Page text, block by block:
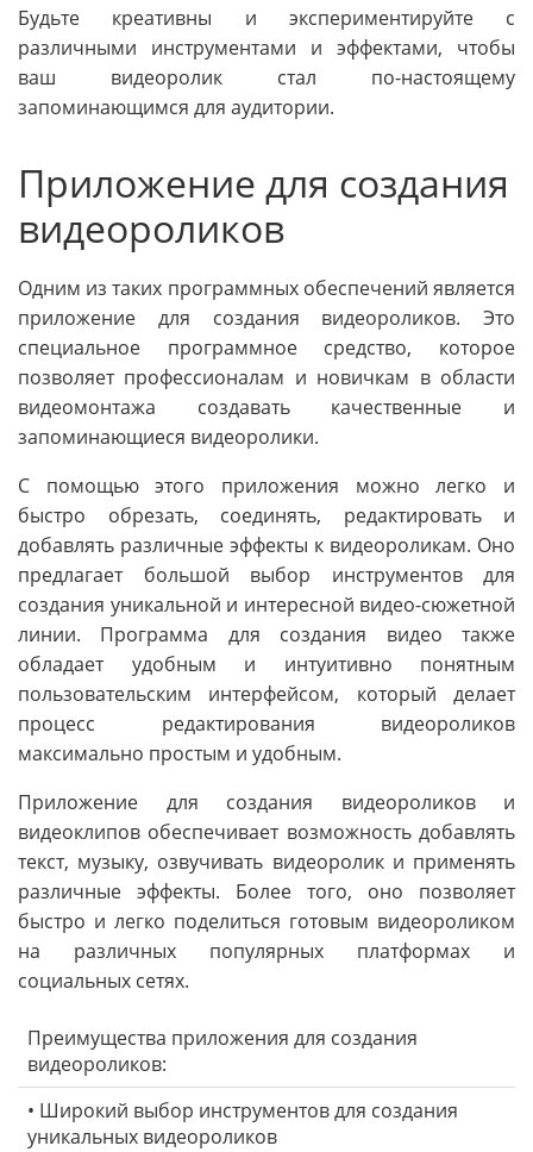
Будьте креативны и экспериментируйте с
различными инструментами и эффектами, чтобы
ваш видеоролик стал по-настоящему
запоминающимся для аудитории.
Приложение для создания
видеороликов
Одним из таких программных обеспечений является
приложение для создания видеороликов. Это
специальное программное средство, которое
позволяет профессионалам и новичкам в области
видеомонтажа создавать качественные и
запоминающиеся видеоролики.
С помощью этого приложения можно легко и
быстро обрезать, соединять, редактировать и
добавлять различные эффекты к видеороликам. Оно
предлагает большой выбор инструментов для
создания уникальной и интересной видео-сюжетной
линии. Программа для создания видео также
обладает удобным и интуитивно понятным
пользовательским интерфейсом, который делает
процесс редактирования видеороликов
максимально простым и удобным.
Приложение для создания видеороликов и
видеоклипов обеспечивает возможность добавлять
текст, музыку, озвучивать видеоролик и применять
различные эффекты. Более того, оно позволяет
быстро и легко поделиться готовым видеороликом
на различных популярных платформах и
социальных сетях.
Преимущества приложения для создания
видеороликов:
• Широкий выбор инструментов для создания
уникальных видеороликов